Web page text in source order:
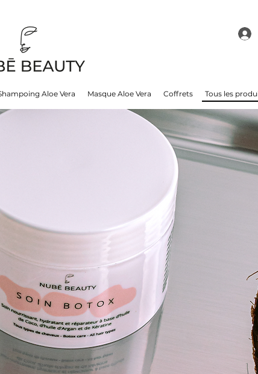
Aloe Vera Masque Aloe Vera Coffrets Tous les